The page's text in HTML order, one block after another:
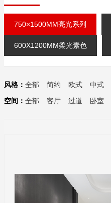
750×1500MM亮光系列
600X1200MM柔光素色
风格： 全部 简约 欧式 中式
空间： 全部 客厅 过道 卧室